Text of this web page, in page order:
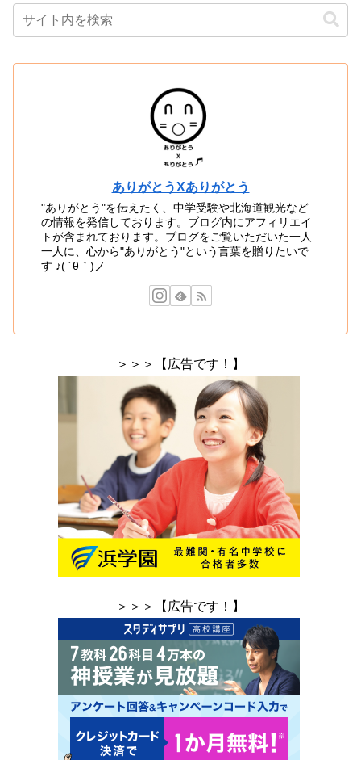
ありがとうXありがとう
"ありがとう"を伝えたく、中学受験や北海道観光など
の情報を発信しております。ブログ内にアフィリエイ
トが含まれております。ブログをご覧いただいた一人
一人に、心から"ありがとう"という言葉を贈りたいで
す ♪( ´θ｀)ノ
＞＞＞【広告です！】
＞＞＞【広告です！】